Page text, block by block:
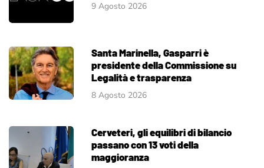
9 Agosto 2026
Santa Marinella, Gasparri è
presidente della Commissione su
Legalità e trasparenza
8 Agosto 2026
Cerveteri, gli equilibri di bilancio
passano con 13 voti della
maggioranza